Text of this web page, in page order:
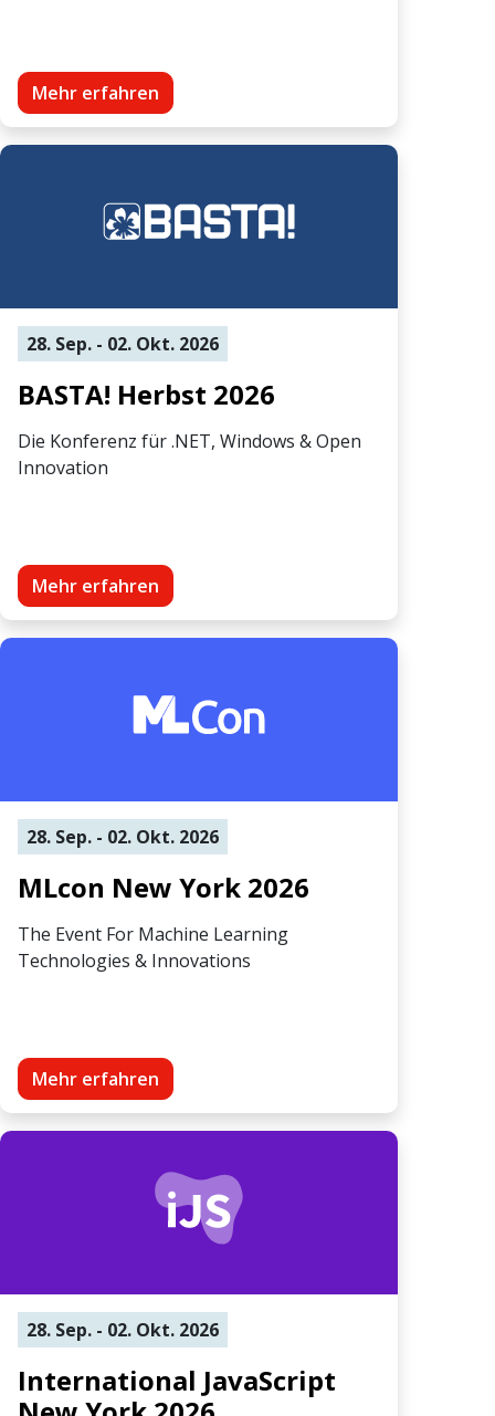
Mehr erfahren
28. Sep. - 02. Okt. 2026
BASTA! Herbst 2026
Die Konferenz für .NET, Windows & Open
Innovation
Mehr erfahren
28. Sep. - 02. Okt. 2026
MLcon New York 2026
The Event For Machine Learning
Technologies & Innovations
Mehr erfahren
28. Sep. - 02. Okt. 2026
International JavaScript